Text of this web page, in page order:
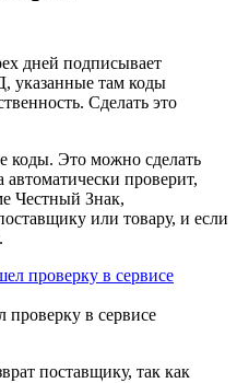
дней подписывает
указанные там коды
Сделать это
коды. Это можно сделать
проверит,
Честный Знак,
или товару, и если
в сервисе
поставщику, так как